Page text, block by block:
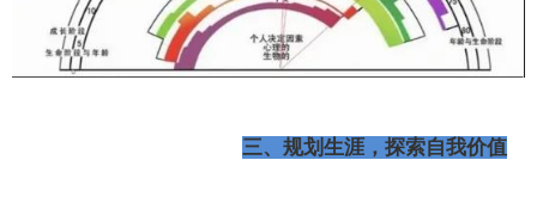
三、规划生涯，探索自我价值